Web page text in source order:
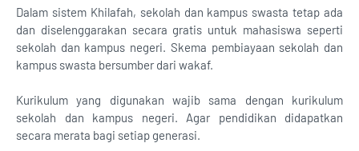
Dalam sistem Khilafah, sekolah dan kampus swasta tetap ada
dan diselenggarakan secara gratis untuk mahasiswa seperti
sekolah dan kampus negeri. Skema pembiayaan sekolah dan
kampus swasta bersumber dari wakaf.
Kurikulum yang digunakan wajib sama dengan kurikulum
sekolah dan kampus negeri. Agar pendidikan didapatkan
secara merata bagi setiap generasi.